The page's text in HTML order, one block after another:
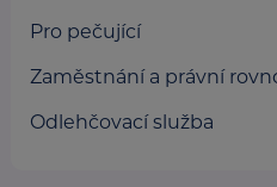
Pro pečující
Zaměstnání a právní
Odlehčovací služba